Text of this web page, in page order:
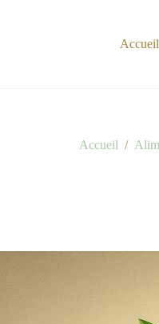
Accueil
Accueil /